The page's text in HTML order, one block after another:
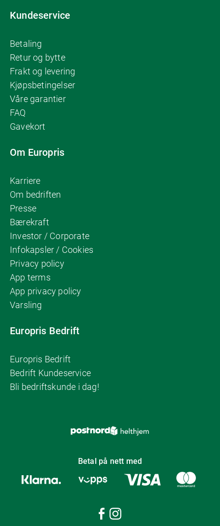
Kundeservice
Betaling
Retur og bytte
Frakt og levering
Kjøpsbetingelser
Våre garantier
FAQ
Gavekort
Om Europris
Karriere
Om bedriften
Presse
Bærekraft
Investor / Corporate
Infokapsler / Cookies
Privacy policy
App terms
App privacy policy
Varsling
Europris Bedrift
Europris Bedrift
Bedrift Kundeservice
Bli bedriftskunde i dag!
Betal på nett med